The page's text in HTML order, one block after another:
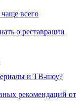
всего
о реставрации
и ТВ-шоу?
рекомендаций от